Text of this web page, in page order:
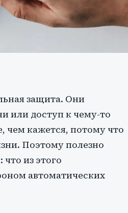
защита. Они
или доступ к чему-то
чем кажется, потому что
Поэтому полезно
из этого
автоматических